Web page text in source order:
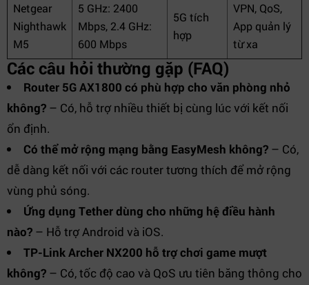
Netgear
Nighthawk
M5
5 GHz: 2400
Mbps, 2.4 GHz:
600 Mbps
5G tích
hợp
VPN, QoS,
App quản lý
từ xa
Các câu hỏi thường gặp (FAQ)
Router 5G AX1800 có phù hợp cho văn phòng nhỏ
không? – Có, hỗ trợ nhiều thiết bị cùng lúc với kết nối
ổn định.
Có thể mở rộng mạng bằng EasyMesh không? – Có,
dễ dàng kết nối với các router tương thích để mở rộng
vùng phủ sóng.
Ứng dụng Tether dùng cho những hệ điều hành
nào? – Hỗ trợ Android và iOS.
TP-Link Archer NX200 hỗ trợ chơi game mượt
không? – Có, tốc độ cao và QoS ưu tiên băng thông cho